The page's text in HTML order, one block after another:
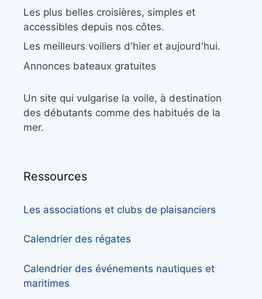
Les plus belles croisières, simples et
accessibles depuis nos côtes.
Les meilleurs voiliers d'hier et aujourd'hui.
Annonces bateaux gratuites
Un site qui vulgarise la voile, à destination
des débutants comme des habitués de la
mer.
Ressources
Les associations et clubs de plaisanciers
Calendrier des régates
Calendrier des événements nautiques et
maritimes